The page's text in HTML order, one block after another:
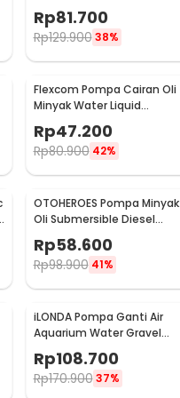
130 PSI - DP-538
Rp81.700
Rp129.900 38%
Flexcom Pompa Cairan Oli
Minyak Water Liquid
Rp47.200
Rp80.900 42%
OTOHEROES Pompa Minyak
Oli Submersible Diesel
Pump 12V 51mm - BXG38
Rp58.600
Rp98.900 41%
iLONDA Pompa Ganti Air
Aquarium Water Gravel
Cleaner Pump 520L/H - L68
Rp108.700
Rp170.900 37%